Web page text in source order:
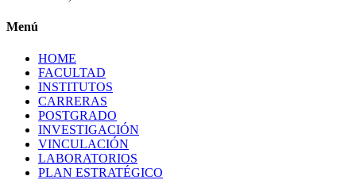
Menú
HOME
FACULTAD
INSTITUTOS
CARRERAS
POSTGRADO
INVESTIGACIÓN
VINCULACIÓN
LABORATORIOS
PLAN ESTRATÉGICO